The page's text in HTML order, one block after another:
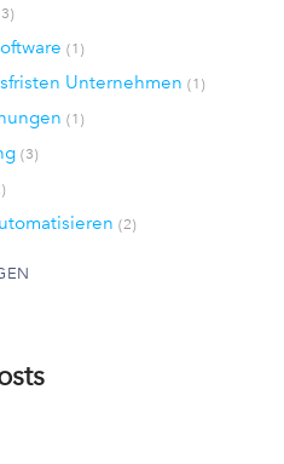
(1)
Unternehmen(1)
(1)
(3)
(2)